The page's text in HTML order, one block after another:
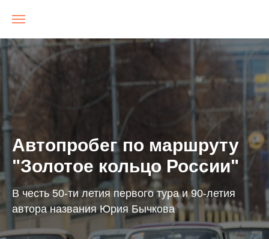
Автопробег по маршруту
"Золотое кольцо России"
В честь 50-ти летия первого тура и 90-летия
автора названия Юрия Бычкова